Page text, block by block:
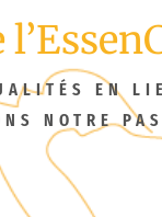
EN
NOTRE